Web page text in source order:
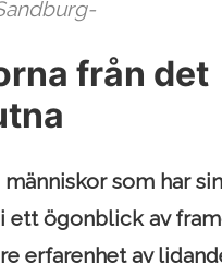
från det
människor som har
ett ögonblick av
erfarenhet av